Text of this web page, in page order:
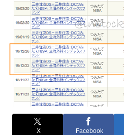
X Facebook